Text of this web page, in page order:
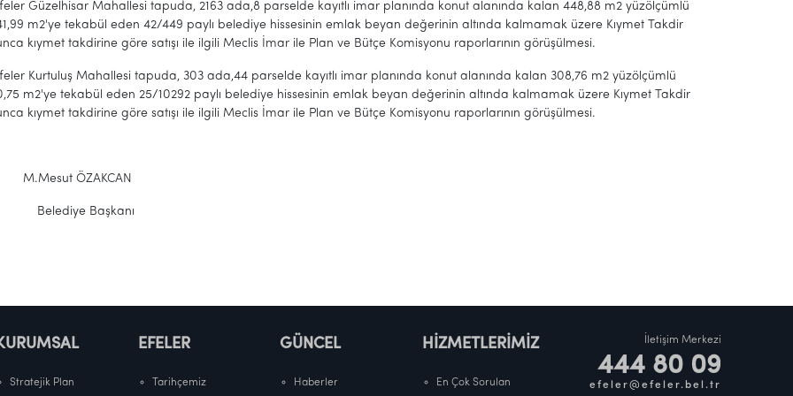
Güzelhisar Mahallesi tapuda, 2163 ada,8 parselde kayıtlı imar planında konut alanında kalan 448,88 m2 yüzölçümlü
m2'ye tekabül eden 42/449 paylı belediye hissesinin emlak beyan değerinin altında kalmamak üzere Kıymet Takdir
kıymet takdirine göre satışı ile ilgili Meclis İmar ile Plan ve Bütçe Komisyonu raporlarının görüşülmesi.
Kurtuluş Mahallesi tapuda, 303 ada,44 parselde kayıtlı imar planında konut alanında kalan 308,76 m2 yüzölçümlü
m2'ye tekabül eden 25/10292 paylı belediye hissesinin emlak beyan değerinin altında kalmamak üzere Kıymet Takdir
kıymet takdirine göre satışı ile ilgili Meclis İmar ile Plan ve Bütçe Komisyonu raporlarının görüşülmesi.
ÖZAKCAN
Başkanı
Stratejik Plan
EFELER
Tarihçemiz
GÜNCEL
Haberler
HİZMETLERİMİZ
En Çok Sorulan
İletişim Merkezi
444 80 09
efeler@efeler.bel.tr